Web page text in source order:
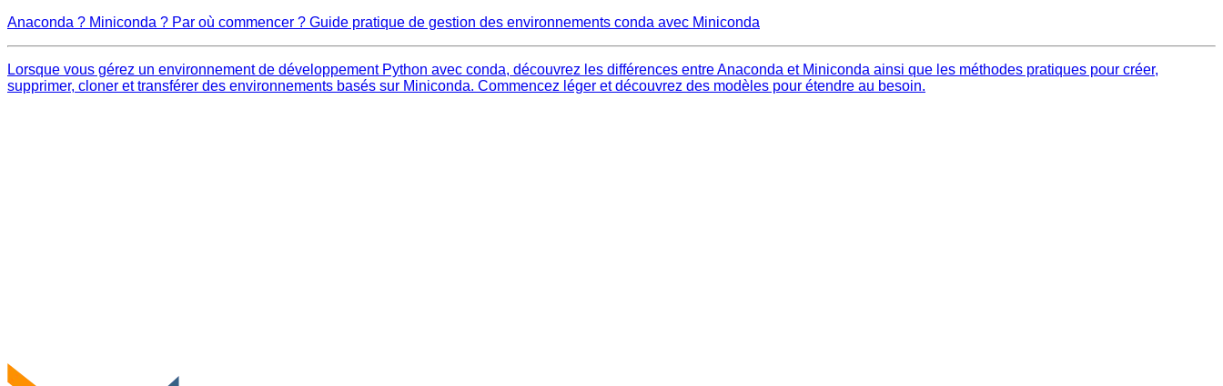
Anaconda ? Miniconda ? Par où commencer ? Guide pratique de gestion des environnements conda avec Miniconda
Lorsque vous gérez un environnement de développement Python avec conda, découvrez les différences entre Anaconda et Miniconda ainsi que les méthodes pratiques pour créer,
supprimer, cloner et transférer des environnements basés sur Miniconda. Commencez léger et découvrez des modèles pour étendre au besoin.